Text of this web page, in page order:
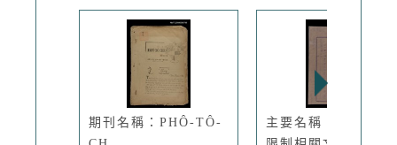
期刊名稱：PHÔ-TÔ-
主要名稱：語言使用